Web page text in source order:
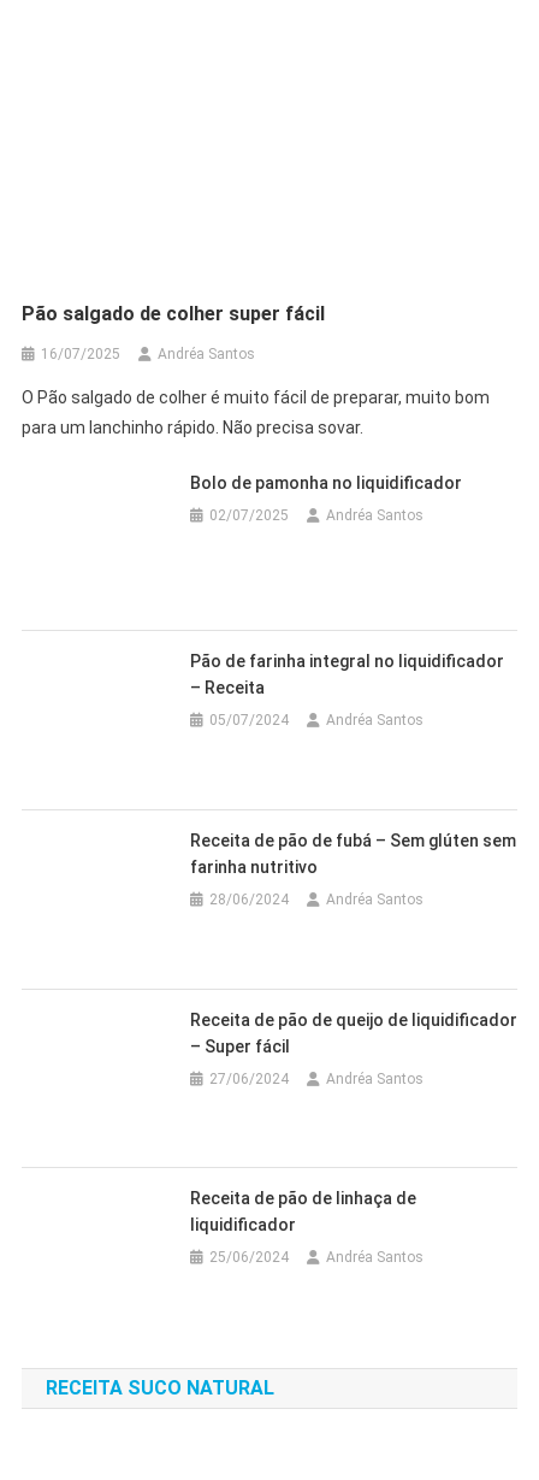
Pão salgado de colher super fácil
16/07/2025 Andréa Santos
O Pão salgado de colher é muito fácil de preparar, muito bom
para um lanchinho rápido. Não precisa sovar.
Bolo de pamonha no liquidificador
02/07/2025 Andréa Santos
Pão de farinha integral no liquidificador
– Receita
05/07/2024 Andréa Santos
Receita de pão de fubá – Sem glúten sem
farinha nutritivo
28/06/2024 Andréa Santos
Receita de pão de queijo de liquidificador
– Super fácil
27/06/2024 Andréa Santos
Receita de pão de linhaça de
liquidificador
25/06/2024 Andréa Santos
RECEITA SUCO NATURAL